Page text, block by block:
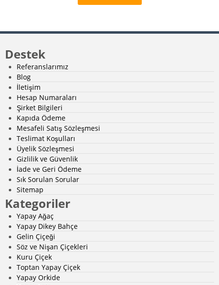
Destek
Referanslarımız
Blog
İletişim
Hesap Numaraları
Şirket Bilgileri
Kapıda Ödeme
Mesafeli Satış Sözleşmesi
Teslimat Koşulları
Üyelik Sözleşmesi
Gizlilik ve Güvenlik
İade ve Geri Ödeme
Sık Sorulan Sorular
Sitemap
Kategoriler
Yapay Ağaç
Yapay Dikey Bahçe
Gelin Çiçeği
Söz ve Nişan Çiçekleri
Kuru Çiçek
Toptan Yapay Çiçek
Yapay Orkide